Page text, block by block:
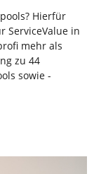
Hierfür
ServiceValue in
mehr als
zu 44
sowie -